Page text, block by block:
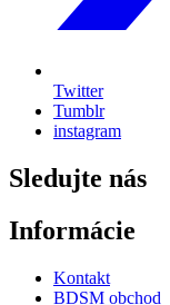
Twitter
Tumblr
instagram
Sledujte nás
Informácie
Kontakt
BDSM obchod